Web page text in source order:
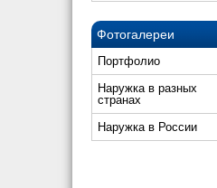
Фотогалереи
Портфолио
Наружка в разных
странах
Наружка в России